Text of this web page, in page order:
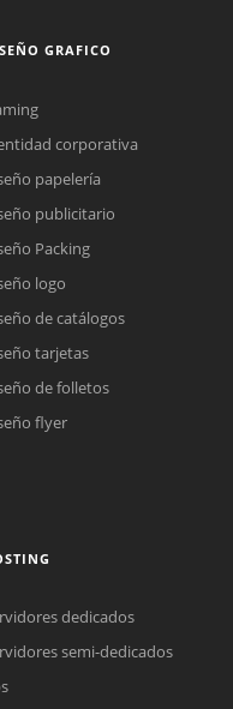
GRAFICO
corporativa
papelería
publicitario
Packing
logo
de catálogos
tarjetas
de folletos
flyer
dedicados
semi-dedicados